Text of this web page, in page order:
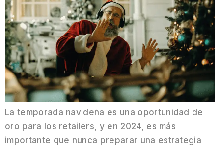
La temporada navideña es una oportunidad de
oro para los retailers, y en 2024, es más
importante que nunca preparar una estrategia